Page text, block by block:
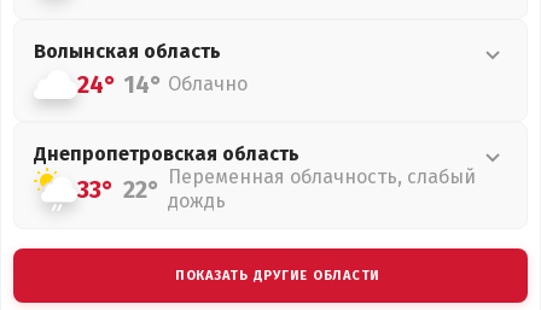
Волынская область
24° 14° Облачно
Днепропетровская область
33° 22° Переменная облачность, слабый
дождь
ПОКАЗАТЬ ДРУГИЕ ОБЛАСТИ